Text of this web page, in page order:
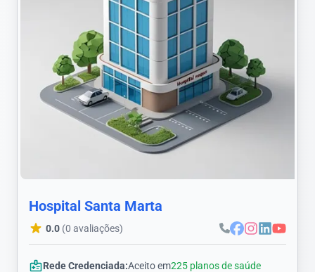
Hospital Santa Marta
0.0 (0 avaliações)
Rede Credenciada:Aceito em225 planos de saúde